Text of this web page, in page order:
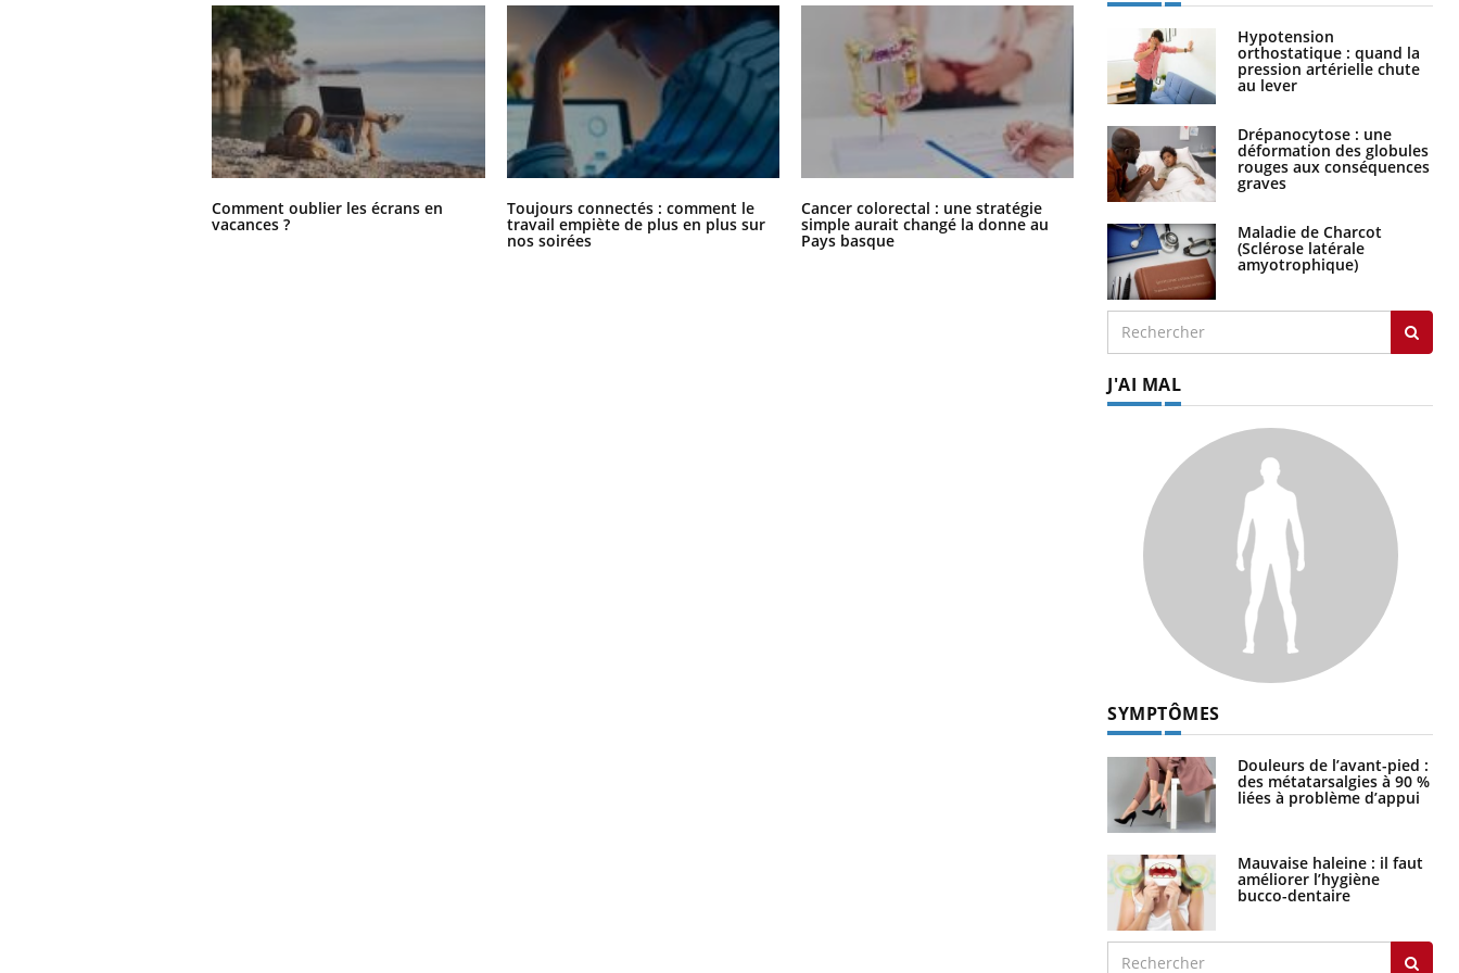
Comment oublier les écrans en
vacances ?
Toujours connectés : comment le
travail empiète de plus en plus sur
nos soirées
Cancer colorectal : une stratégie
simple aurait changé la donne au
Pays basque
Chikungunya, dengue, West Nile :
que se passe-t-il dans le sud de la
France ?
Hypotension
orthostatique : quand la
pression artérielle chute
au lever
Drépanocytose : une
déformation des globules
rouges aux conséquences
graves
Maladie de Charcot
(Sclérose latérale
amyotrophique)
J'AI MAL
SYMPTÔMES
Douleurs de l’avant-pied :
des métatarsalgies à 90 %
liées à problème d’appui
Mauvaise haleine : il faut
améliorer l’hygiène
bucco-dentaire